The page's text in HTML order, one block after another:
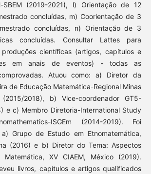
SBEM (2019-2021), l) Orientação de 12
concluídas, m) Coorientação de 3
concluídas, n) Orientação de 3
concluídas. Consultar Lattes para
científicas (artigos, capítulos e
em anais de eventos) - todas as
Atuou como: a) Diretor da
de Educação Matemática-Regional Minas
(2015/2018), b) Vice-coordenador GT5-
e c) Membro Diretoria-International Study
ISGEm (2014-2019). Foi
Grupo de Estudo em Etnomatemática,
(2016) e b) Diretor do Tema: Aspectos
Matemática, XV CIAEM, México (2019).
livros, capítulos e artigos qualificados